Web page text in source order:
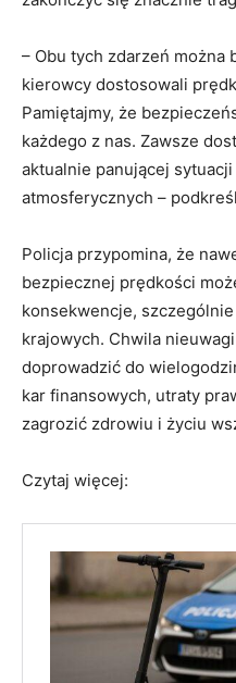
– Obu tych zdarzeń można
kierowcy dostosowali
Pamiętajmy, że
każdego z nas. Zawsze
aktualnie panującej
atmosferycznych –
Policja przypomina, że
bezpiecznej prędkości
konsekwencje,
krajowych. Chwila
doprowadzić do
kar finansowych, utraty
zagrozić zdrowiu i życiu
Czytaj więcej: